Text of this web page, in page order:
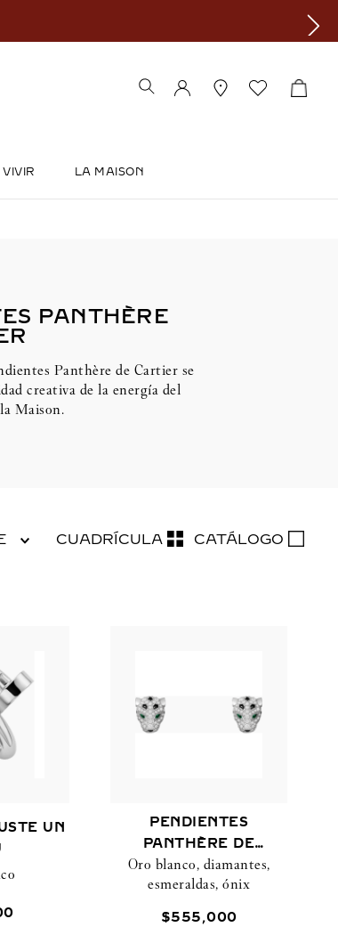
LA MAISON
PANTHÈRE
Panthère de Cartier se
creativa de la energía del
Maison.
CUADRÍCULA CATÁLOGO
UN
PENDIENTES
PANTHÈRE DE
CARTIER
Oro blanco, diamantes,
esmeraldas, ónix
$555,000